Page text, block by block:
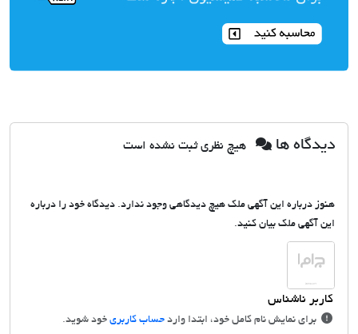
دیدگاه ها هیچ نظری ثبت نشده است
هنوز درباره این آگهی ملک هیچ دیدگاهی وجود ندارد. دیدگاه خود را درباره
این آگهی ملک بیان کنید.
برای نمایش نام کامل خود، ابتدا وارد حساب کاربری خود شوید.